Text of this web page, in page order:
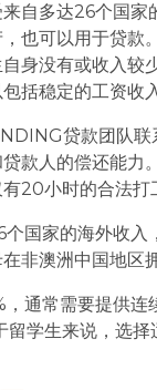
自多达26个国
也可以用于贷款
身没有或收入较
括稳定的工资收
贷款团队
款人的偿还能力
20小时的合法打
国家的海外收
非澳洲中国地区
，通常需要提供
学生来说，选